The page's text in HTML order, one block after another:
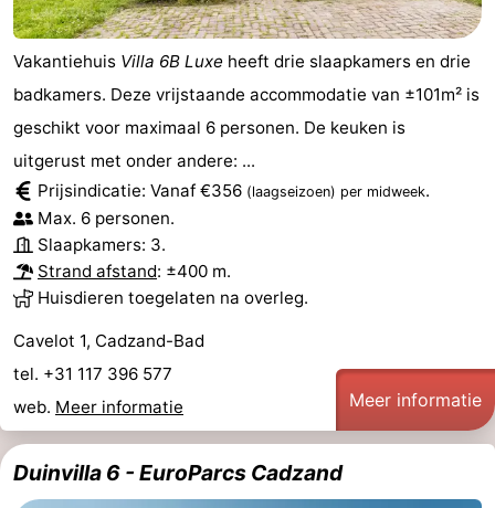
Vakantiehuis Villa 6B Luxe heeft drie slaapkamers en drie
badkamers. Deze vrijstaande accommodatie van ±101m² is
geschikt voor maximaal 6 personen. De keuken is
uitgerust met onder andere: ...
Prijsindicatie: Vanaf €356 (laagseizoen) per midweek.
Max. 6 personen.
Slaapkamers: 3.
Strand afstand: ±400 m.
Huisdieren toegelaten na overleg.
Cavelot 1, Cadzand-Bad
tel. +31 117 396 577
web. Meer informatie Meer informatie
Duinvilla 6 - EuroParcs Cadzand